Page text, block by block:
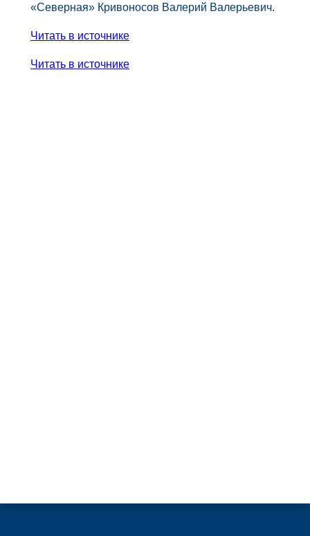
«Северная» Кривоносов Валерий Валерьевич.
Читать в источнике
Читать в источнике